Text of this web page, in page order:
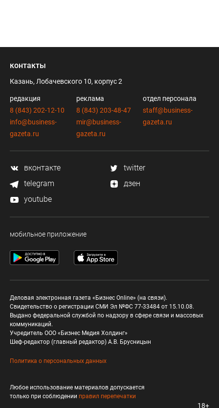
контакты
Казань, Лобачевского 10, корпус 2
редакция
8 (843) 202-12-10
info@business-
gazeta.ru
реклама
8 (843) 203-48-47
mir@business-
gazeta.ru
отдел персонала
staff@business-
gazeta.ru
вконтакте
twitter
telegram
дзен
youtube
мобильное приложение
Деловая электронная газета «Бизнес Online» (на связи).
Свидетельство о регистрации СМИ Эл №ФС 77-33484 от 15.10.08.
Выдано федеральной службой по надзору в сфере связи и массовых
коммуникаций.
Учредитель ООО «Бизнес Медия Холдинг»
Шеф-редактор (главный редактор) А.В. Брусницын
Политика о персональных данных
Любое использование материалов допускается
только при соблюдении правил перепечатки
18+